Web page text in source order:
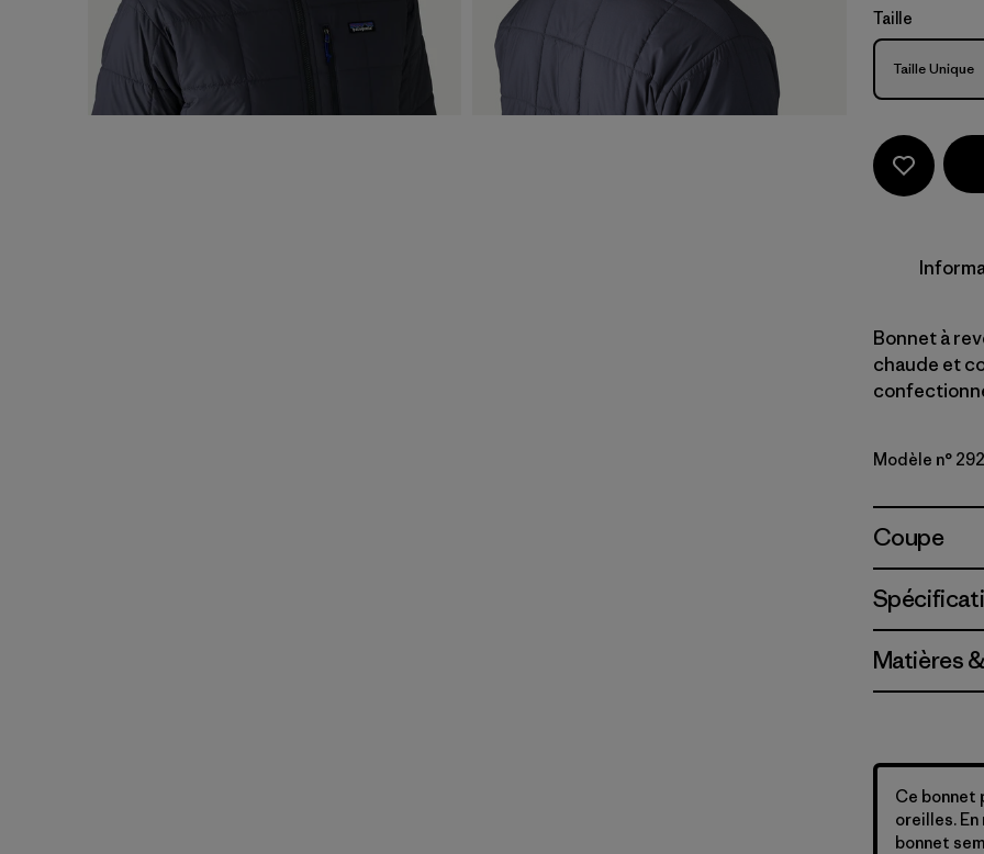
Taille
Taille
Taille Unique
Bonnet à
chaude et
Modèle n°
Coupe
Matières
Ce bonnet
oreilles.
bonnet